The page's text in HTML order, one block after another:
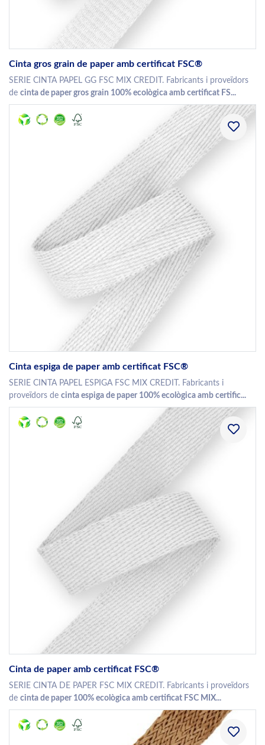
Cinta gros grain de paper amb certificat FSC®
SERIE CINTA PAPEL GG FSC MIX CREDIT. Fabricants i proveïdors
de cinta de paper gros grain 100% ecològica amb certificat FS...
Cinta espiga de paper amb certificat FSC®
SERIE CINTA PAPEL ESPIGA FSC MIX CREDIT. Fabricants i
proveïdors de cinta espiga de paper 100% ecològica amb certific...
Cinta de paper amb certificat FSC®
SERIE CINTA DE PAPER FSC MIX CREDIT. Fabricants i proveïdors
de cinta de paper 100% ecològica amb certificat FSC MIX...